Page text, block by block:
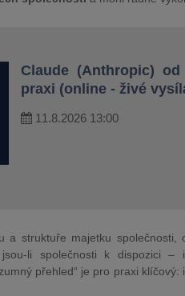
Claude (Anthropic)
praxi (online - živé
11.8.2026 13:00
a struktuře majetku společnosti,
li společnosti k dispozici
přehled“ je pro praxi klíčový: